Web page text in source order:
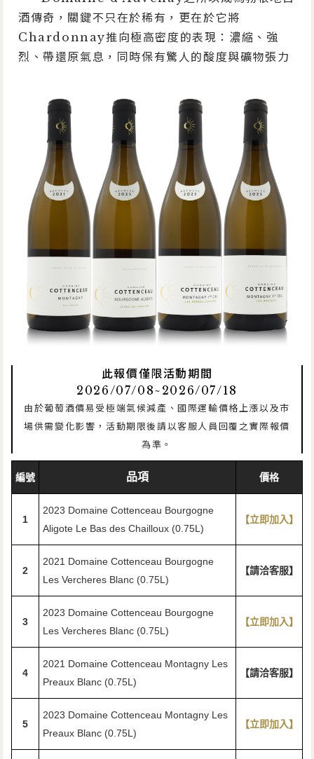
酒傳奇，關鍵不只在於稀有，更在於它將
Chardonnay推向極高密度的表現：濃縮、強
烈、帶還原氣息，同時保有驚人的酸度與礦物張力
此報價僅限活動期間
2026/07/08~2026/07/18
由於葡萄酒價易受極端氣候減產、國際運輸價格上漲以及市
場供需變化影響，活動期限後請以客服人員回覆之實際報價
為準。
編號 品項 價格
1
2023 Domaine Cottenceau Bourgogne
Aligote Le Bas des Chailloux (0.75L)
【立即加入】
2
2021 Domaine Cottenceau Bourgogne
Les Vercheres Blanc (0.75L)
【請洽客服】
3
2023 Domaine Cottenceau Bourgogne
Les Vercheres Blanc (0.75L)
【立即加入】
4
2021 Domaine Cottenceau Montagny Les
Preaux Blanc (0.75L)
【請洽客服】
5
2023 Domaine Cottenceau Montagny Les
Preaux Blanc (0.75L)
【立即加入】